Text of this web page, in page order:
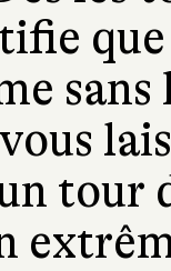
tour